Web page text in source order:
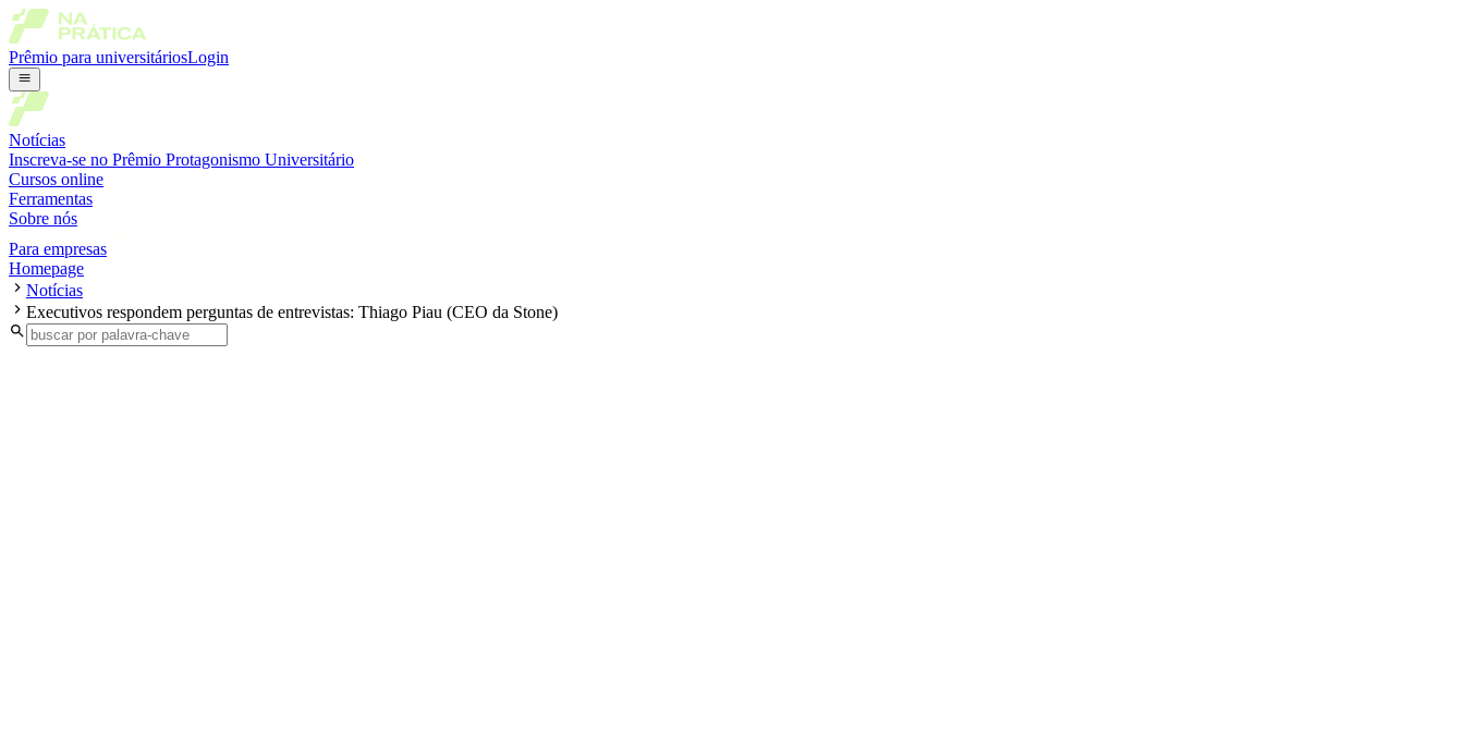
Prêmio para universitáriosLogin
Notícias
Inscreva-se no Prêmio Protagonismo Universitário
Cursos online
Ferramentas
Sobre nós
Para empresas
Homepage
Notícias
Executivos respondem perguntas de entrevistas: Thiago Piau (CEO da Stone)